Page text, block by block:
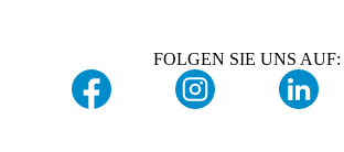
FOLGEN SIE UNS AUF: